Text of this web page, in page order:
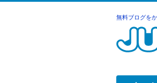
無料ブログを